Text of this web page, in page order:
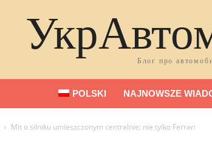
Блог про
POLSKI NAJNOWSZE
Mit o silniku umieszczonym centralnie: nie tylko Ferrari